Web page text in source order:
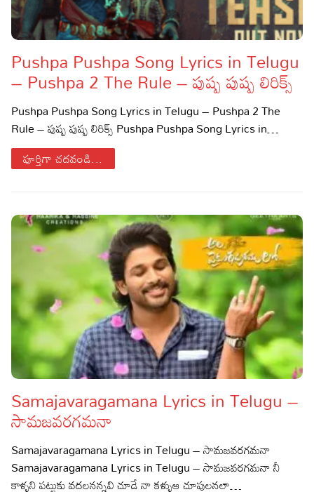
Pushpa Pushpa Song Lyrics in Telugu
– Pushpa 2 The Rule – పుష్ప పుష్ప లిరిక్స్
Pushpa Pushpa Song Lyrics in Telugu – Pushpa 2 The
Rule – పుష్ప పుష్ప లిరిక్స్ Pushpa Pushpa Song Lyrics in…
పూర్తిగా చదవండి...
Samajavaragamana Lyrics in Telugu –
సామజవరగమనా
Samajavaragamana Lyrics in Telugu – సామజవరగమనా
Samajavaragamana Lyrics in Telugu – సామజవరగమనా నీ
కాళ్ళని పట్టుకు వదలనన్నవి చూడే నా కళ్ళుఆ చూపులనలా…